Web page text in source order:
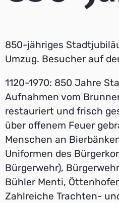
850-jähriges
Umzug. Besucher auf
1120-1970: 850 Jahre
Aufnahmen vom
restauriert und frisch
über offenem Feuer
Menschen an
Uniformen des
Bürgerwehr),
Bühler Menti,
Zahlreiche Trachten-